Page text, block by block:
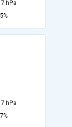
hPa
hPa